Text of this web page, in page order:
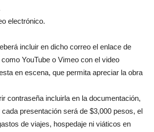
electrónico.
incluir en dicho correo el enlace de
YouTube o Vimeo con el video
en escena, que permita apreciar la obra
contraseña incluirla en la documentación,
presentación será de $3,000 pesos, el
de viajes, hospedaje ni viáticos en